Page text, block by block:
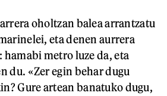
oholtzan balea arrantzatu
eta denen aurrera
hamabi metro luze da, eta
du. «Zer egin behar dugu
Gure artean banatuko dugu,